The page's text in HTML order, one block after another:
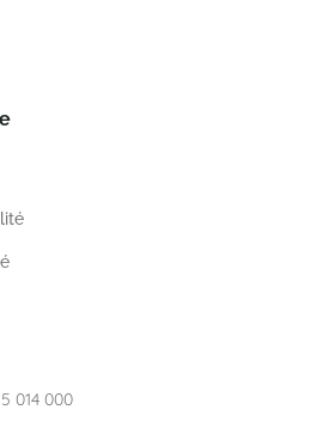
014 000